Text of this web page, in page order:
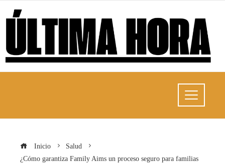
Inicio
Salud
¿Cómo garantiza Family Aims un proceso seguro para familias